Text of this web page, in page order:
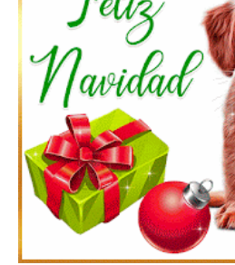
Feliz Navidad y próspero Año